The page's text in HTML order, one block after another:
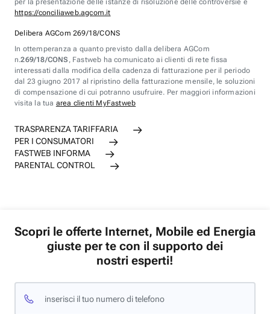
per la presentazione delle istanze di risoluzione delle controversie è
https://conciliaweb.agcom.it
Delibera AGCom 269/18/CONS
In ottemperanza a quanto previsto dalla delibera AGCom
n.269/18/CONS , Fastweb ha comunicato ai clienti di rete fissa
interessati dalla modifica della cadenza di fatturazione per il periodo
dal 23 giugno 2017 al ripristino della fatturazione mensile, le soluzioni
di compensazione di cui potranno usufruire. Per maggiori informazioni
visita la tua area clienti MyFastweb
TRASPARENZA TARIFFARIA
PER I CONSUMATORI
FASTWEB INFORMA
PARENTAL CONTROL
Scopri le offerte Internet, Mobile ed Energia
giuste per te con il supporto dei
nostri esperti!
inserisci il tuo numero di telefono